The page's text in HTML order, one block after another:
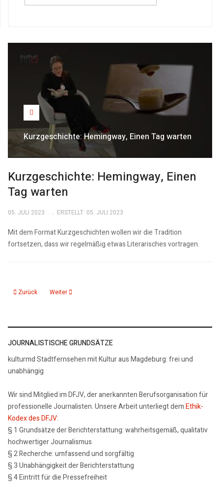
Kurzgeschichte: Hemingway, Einen Tag warten
Kurzgeschichte: Hemingway, Einen
Tag warten
05. JULI 2023 ERSTELLT: 05. JULI 2023
Mit dem Format Kurzgeschichten wollen wir die Tradition
fortsetzen, dass wir regelmäßig etwas Literarisches vortragen.
Vorheriger Beitrag: Kurzgeschichten: Heinrich von Kleist: Fabel ohne Moral
Zurück Nächster Beitrag: Kurzgeschichte Hemingway Alter Mann an
Weiter
JOURNALISTISCHE GRUNDSÄTZE
kulturmd Stadtfernsehen mit Kultur aus Magdeburg: frei und
unabhängig
Wir sind Mitglied im DFJV, der anerkannten Berufsorganisation für
professionelle Journalisten. Unsere Arbeit unterliegt demEthik-
Kodex des DFJV:
§ 1 Grundsätze der Berichterstattung: wahrheitsgemäß, qualitativ
hochwertiger Journalismus
§ 2 Recherche: umfassend und sorgfältig
§ 3 Unabhängigkeit der Berichterstattung
§ 4 Eintritt für die Pressefreiheit